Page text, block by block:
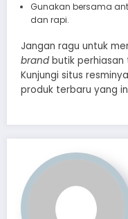
Gunakan bersama
dan rapi.
Jangan ragu untuk
brand butik perhiasan
Kunjungi situs
produk terbaru yang